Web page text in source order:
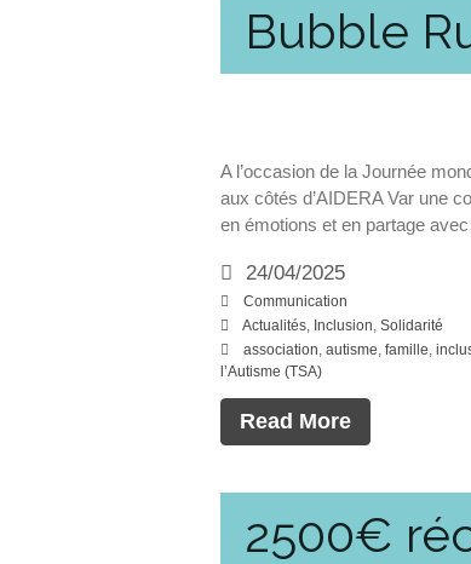
Bubble
A l’occasion de la Journée
aux côtés d’AIDERA Var une
en émotions et en partage
24/04/2025
Communication
Actualités, Inclusion, Solidarité
association, autisme, famille,
l’Autisme (TSA)
Read More
2500€